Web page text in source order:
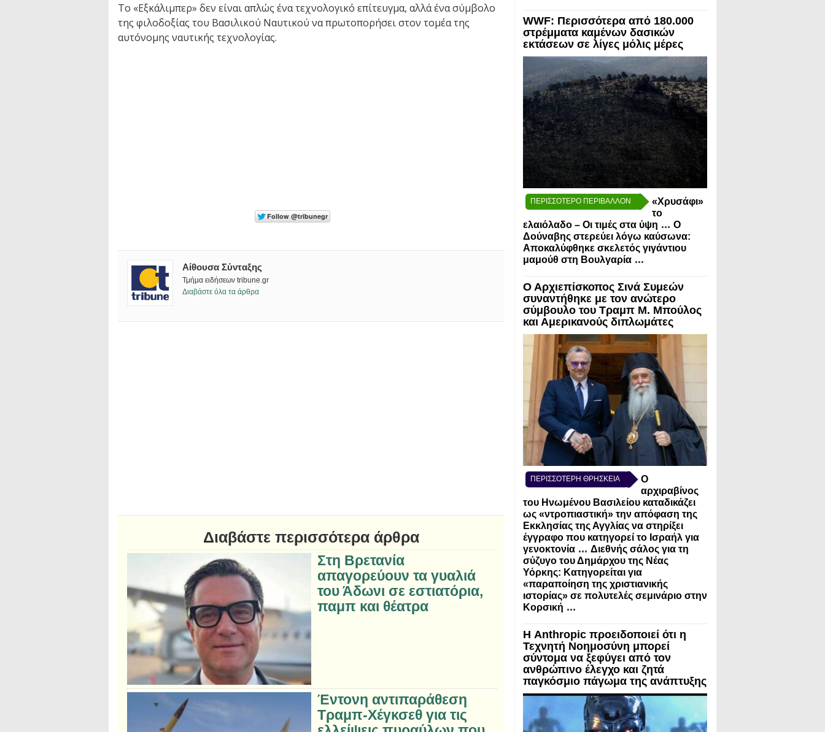
WWF: Περισσότερα από 180.000
στρέμματα καμένων δασικών
εκτάσεων σε λίγες μόλις μέρες
ΠΕΡΙΣΣΟΤΕΡΟ ΠΕΡΙΒΑΛΛΟΝ
«Χρυσάφι»
το
ελαιόλαδο – Οι τιμές στα ύψη ... Ο
Δούναβης στερεύει λόγω καύσωνα:
Αποκαλύφθηκε σκελετός γιγάντιου
μαμούθ στη Βουλγαρία ...
Ο Αρχιεπίσκοπος Σινά Συμεών
συναντήθηκε με τον ανώτερο
σύμβουλο του Τραμπ Μ. Μπούλος
και Αμερικανούς διπλωμάτες
ΠΕΡΙΣΣΟΤΕΡΗ ΘΡΗΣΚΕΙΑ
Ο
αρχιραβίνος
του Ηνωμένου Βασιλείου καταδικάζει
ως «ντροπιαστική» την απόφαση της
Εκκλησίας της Αγγλίας να στηρίξει
έγγραφο που κατηγορεί το Ισραήλ για
γενοκτονία ... Διεθνής σάλος για τη
σύζυγο του Δημάρχου της Νέας
Υόρκης: Κατηγορείται για
«παραποίηση της χριστιανικής
ιστορίας» σε πολυτελές σεμινάριο στην
Κορσική ...
Η Anthropic προειδοποιεί ότι η
Τεχνητή Νοημοσύνη μπορεί
σύντομα να ξεφύγει από τον
ανθρώπινο έλεγχο και ζητά
παγκόσμιο πάγωμα της ανάπτυξης
Το «Εξκάλιμπερ» δεν είναι απλώς ένα τεχνολογικό επίτευγμα, αλλά ένα σύμβολο
της φιλοδοξίας του Βασιλικού Ναυτικού να πρωτοπορήσει στον τομέα της
αυτόνομης ναυτικής τεχνολογίας.
Αίθουσα Σύνταξης
Τμήμα ειδήσεων tribune.gr
Διαβάστε όλα τα άρθρα
Διαβάστε περισσότερα άρθρα
Στη Βρετανία
απαγορεύουν τα γυαλιά
του Άδωνι σε εστιατόρια,
παμπ και θέατρα
Έντονη αντιπαράθεση
Τραμπ-Χέγκσεθ για τις